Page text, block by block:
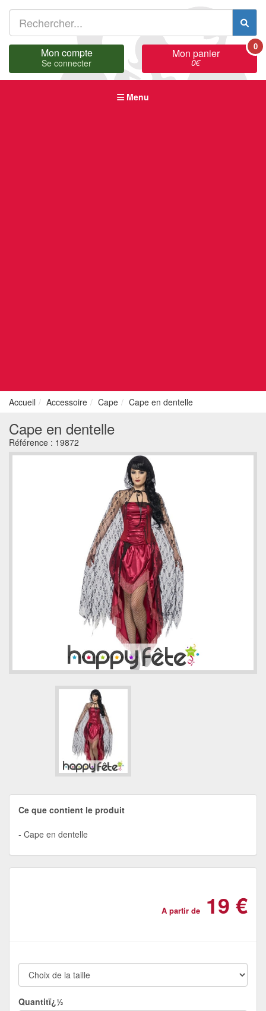
Mon compte
Se connecter
Mon panier
0€
0
Menu
Accueil Accessoire Cape Cape en dentelle
Cape en dentelle
Référence : 19872
Ce que contient le produit
Cape en dentelle
A partir de 19 €
Quantitï¿½